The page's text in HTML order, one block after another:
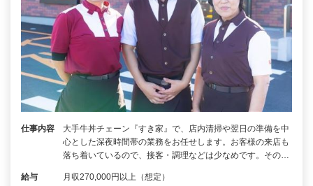
仕事内容
大手牛丼チェーン『すき家』で、店内清掃や翌日の準備を中
心とした深夜時間帯の業務をお任せします。お客様の来店も
落ち着いているので、接客・調理などは少なめです。その…
給与 月収270,000円以上（想定）